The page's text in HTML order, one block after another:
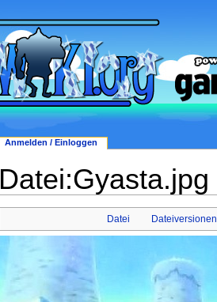
Datei:Gyasta.jpg
Datei Dateiversionen
Anmelden / Einloggen